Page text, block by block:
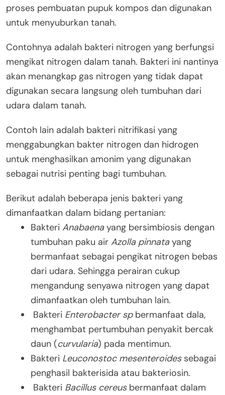
proses pembuatan pupuk kompos dan digunakan
untuk menyuburkan tanah.
Contohnya adalah bakteri nitrogen yang berfungsi
mengikat nitrogen dalam tanah. Bakteri ini nantinya
akan menangkap gas nitrogen yang tidak dapat
digunakan secara langsung oleh tumbuhan dari
udara dalam tanah.
Contoh lain adalah bakteri nitrifikasi yang
menggabungkan bakter nitrogen dan hidrogen
untuk menghasilkan amonim yang digunakan
sebagai nutrisi penting bagi tumbuhan.
Berikut adalah beberapa jenis bakteri yang
dimanfaatkan dalam bidang pertanian:
Bakteri Anabaenayang bersimbiosis dengan
tumbuhan paku air Azolla pinnatayang
bermanfaat sebagai pengikat nitrogen bebas
dari udara. Sehingga perairan cukup
mengandung senyawa nitrogen yang dapat
dimanfaatkan oleh tumbuhan lain.
Bakteri Enterobacter sp bermanfaat dala,
menghambat pertumbuhan penyakit bercak
daun (curvularia) pada mentimun.
Bakteri Leuconostoc mesenteroides sebagai
penghasil bakterisida atau bakteriosin.
Bakteri Bacillus cereus bermanfaat dalam